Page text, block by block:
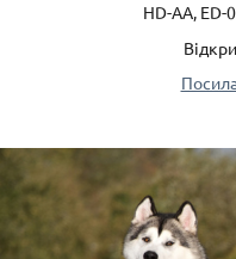
HD-AA, ED-